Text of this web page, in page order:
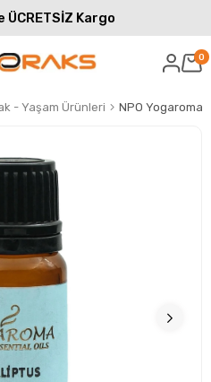
Kargo
0
- Yaşam Ürünleri